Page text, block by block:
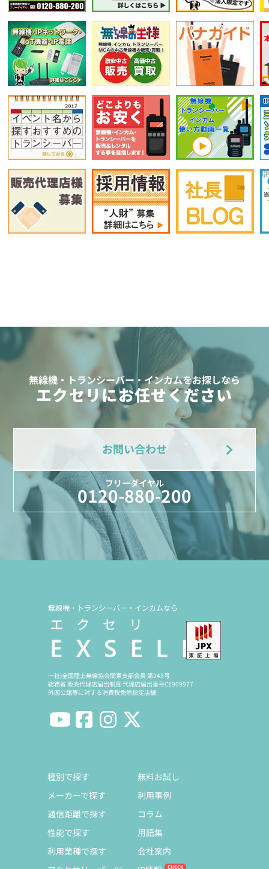
無線機・トランシーバー・インカムをお探しなら
エクセリにお任せください
お問い合わせ
フリーダイヤル
0120-880-200
無線機・トランシーバー・インカムなら
一社)全国陸上無線協会関東支部会員 第245号
総務省 販売代理店届出制度 代理店届出番号C1909977
外国公館等に対する消費税免除指定店舗
種別で探す
メーカーで探す
通信距離で探す
性能で探す
利用業種で探す
無料お試し
利用事例
コラム
用語集
会社案内